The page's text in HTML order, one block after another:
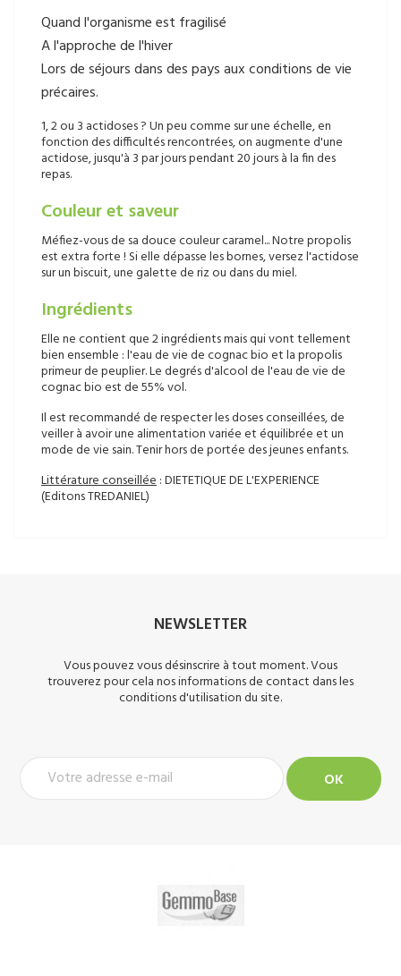
Quand l'organisme est fragilisé
A l'approche de l'hiver
Lors de séjours dans des pays aux conditions de vie
précaires.
1, 2 ou 3 actidoses ? Un peu comme sur une échelle, en
fonction des difficultés rencontrées, on augmente d'une
actidose, jusqu'à 3 par jours pendant 20 jours à la fin des
repas.
Couleur et saveur
Méfiez-vous de sa douce couleur caramel... Notre propolis
est extra forte ! Si elle dépasse les bornes, versez l'actidose
sur un biscuit, une galette de riz ou dans du miel.
Ingrédients
Elle ne contient que 2 ingrédients mais qui vont tellement
bien ensemble : l'eau de vie de cognac bio et la propolis
primeur de peuplier. Le degrés d'alcool de l'eau de vie de
cognac bio est de 55% vol.
Il est recommandé de respecter les doses conseillées, de
veiller à avoir une alimentation variée et équilibrée et un
mode de vie sain. Tenir hors de portée des jeunes enfants.
Littérature conseillée: DIETETIQUE DE L'EXPERIENCE
(Editons TREDANIEL)
NEWSLETTER
Vous pouvez vous désinscrire à tout moment. Vous
trouverez pour cela nos informations de contact dans les
conditions d'utilisation du site.